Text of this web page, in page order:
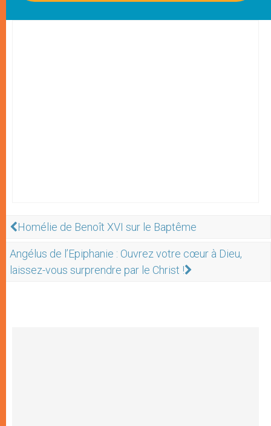
Homélie de Benoît XVI sur le Baptême
Angélus de l’Epiphanie : Ouvrez votre cœur à Dieu,
laissez-vous surprendre par le Christ !